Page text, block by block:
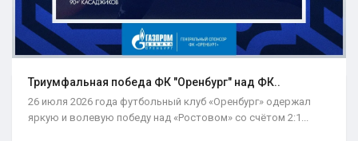
Триумфальная победа ФК "Оренбург" над ФК..
26 июля 2026 года футбольный клуб «Оренбург» одержал
яркую и волевую победу над «Ростовом» со счётом 2:1...